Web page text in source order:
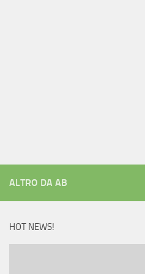
ALTRO DA AB
HOT NEWS!